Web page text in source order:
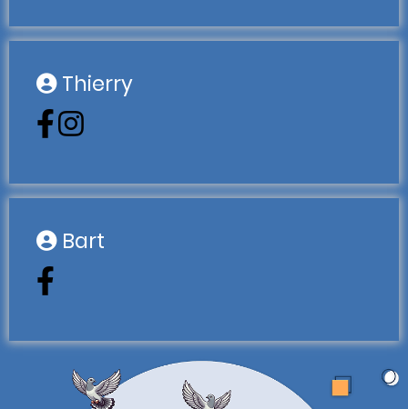
Thierry
Bart